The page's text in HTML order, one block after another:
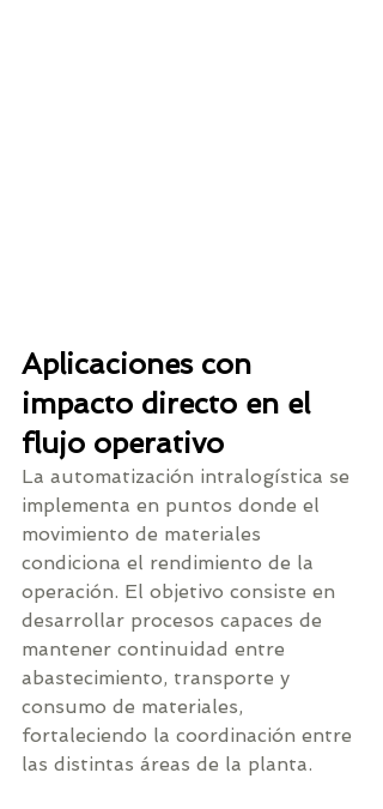
Aplicaciones con
impacto directo en el
flujo operativo
La automatización intralogística se
implementa en puntos donde el
movimiento de materiales
condiciona el rendimiento de la
operación. El objetivo consiste en
desarrollar procesos capaces de
mantener continuidad entre
abastecimiento, transporte y
consumo de materiales,
fortaleciendo la coordinación entre
las distintas áreas de la planta.